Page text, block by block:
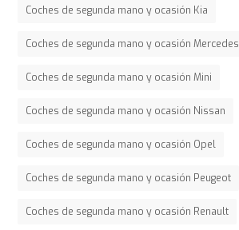
Coches de segunda mano y ocasión Kia
Coches de segunda mano y ocasión Mercedes
Coches de segunda mano y ocasión Mini
Coches de segunda mano y ocasión Nissan
Coches de segunda mano y ocasión Opel
Coches de segunda mano y ocasión Peugeot
Coches de segunda mano y ocasión Renault